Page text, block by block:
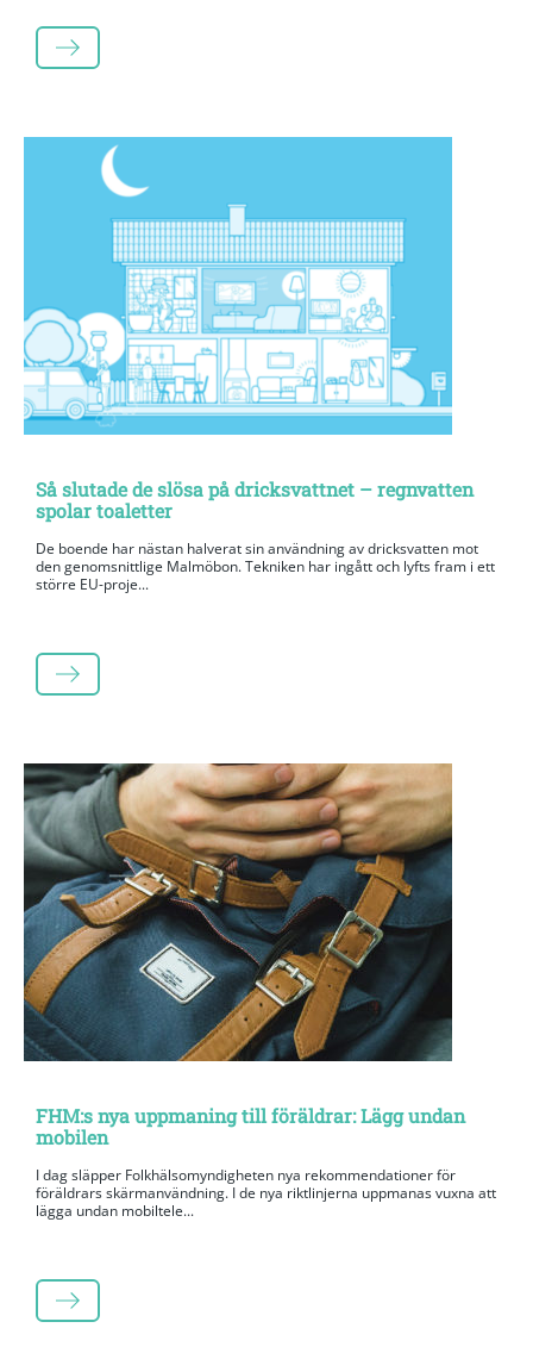
LÄS MER
Så slutade de slösa på dricksvattnet – regnvatten
spolar toaletter
De boende har nästan halverat sin användning av dricksvatten mot
den genomsnittlige Malmöbon. Tekniken har ingått och lyfts fram i ett
större EU-proje...
LÄS MER
FHM:s nya uppmaning till föräldrar: Lägg undan
mobilen
I dag släpper Folkhälsomyndigheten nya rekommendationer för
föräldrars skärmanvändning. I de nya riktlinjerna uppmanas vuxna att
lägga undan mobiltele...
LÄS MER